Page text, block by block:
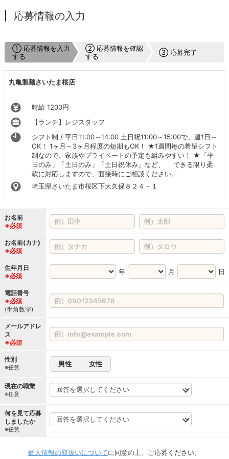
応募情報の入力
① 応募情報を入力
する
② 応募情報を確認
する
③ 応募完了
丸亀製麺さいたま桜店
時給 1200円
【ランチ】レジスタッフ
シフト制 / 平日11:00～14:00 土日祝11:00～15:00で、週1日～
OK！ 1ヶ月～3ヶ月程度の短期もOK！ ★1週間毎の希望シフト
制なので、家族やプライベートの予定も組みやすい！ ★「平
日のみ」「土日のみ」「土日祝休み」など、 できる限り柔
軟に対応しますので、面接時にご相談ください。
埼玉県さいたま市桜区下大久保８２４－１
お名前
※必須
お名前(カナ)
※必須
生年月日
※必須
年 月 日
電話番号
※必須
(半角数字)
メールアドレ
ス
※必須
性別
※任意 男性 女性
現在の職業
※任意
何を見て応募
しましたか
※任意
個人情報の取扱いについてに同意の上、ご応募ください。